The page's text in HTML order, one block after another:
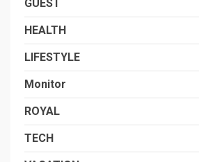
GUEST
HEALTH
LIFESTYLE
Monitor
ROYAL
TECH